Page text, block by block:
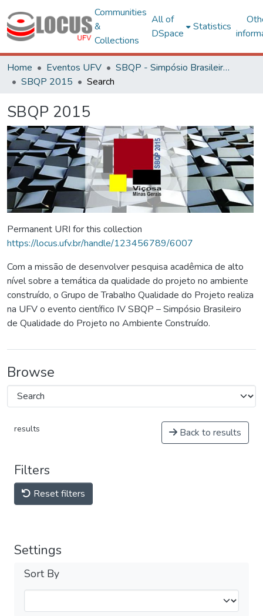
Communities
&
Collections
All of
DSpace
Statistics
Home Eventos UFV
SBQP - Simpósio Brasileiro de Qualidade do Projeto no Ambiente Construído
SBQP 2015
Search
SBQP 2015
Permanent URI for this collection
https://locus.ufv.br/handle/123456789/6007
Com a missão de desenvolver pesquisa acadêmica de alto
nível sobre a temática da qualidade do projeto no ambiente
construído, o Grupo de Trabalho Qualidade do Projeto realiza
na UFV o evento científico IV SBQP – Simpósio Brasileiro
de Qualidade do Projeto no Ambiente Construído.
Browse
results Back to results
Filters
Reset filters
Settings
Sort By